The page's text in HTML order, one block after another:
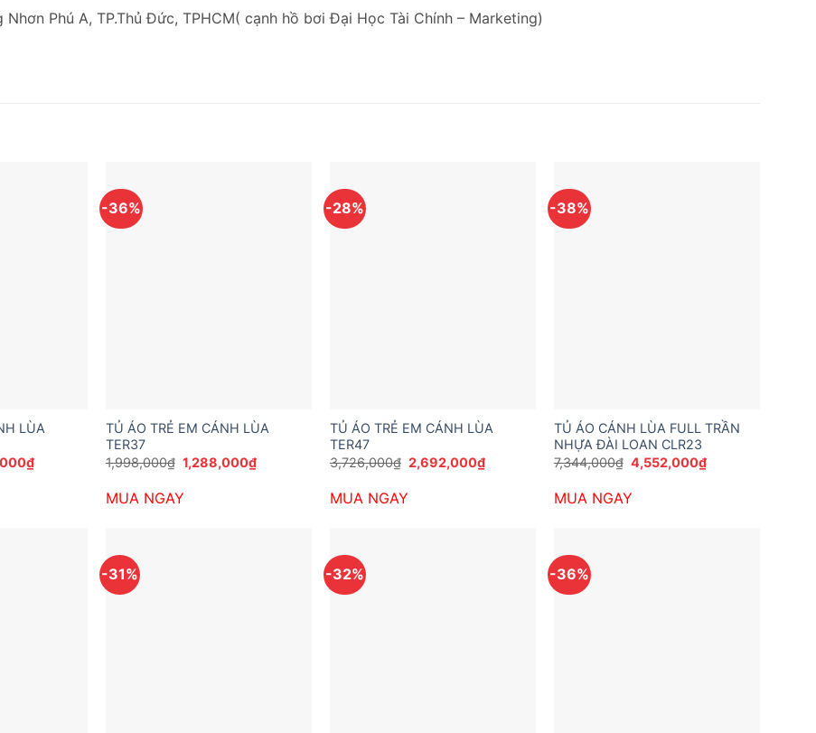
Phú A, TP.Thủ Đức, TPHCM( cạnh hồ bơi Đại Học Tài Chính – Marketing)
LÙA
₫Giá
-36%
TỦ ÁO TRẺ EM CÁNH LÙA
TER37
1,998,000₫ Giá
gốc
1,998,000₫.
1,288,000₫Giá
MUA NGAY
-28%
TỦ ÁO TRẺ EM CÁNH LÙA
TER47
3,726,000₫ Giá
gốc
2,692,000₫Giá
MUA NGAY
-38%
TỦ ÁO CÁNH LÙA FULL TRẦN
NHỰA ĐÀI LOAN CLR23
7,344,000₫ Giá
gốc
7,344,000₫.
4,552,000₫Giá
MUA NGAY
-31% -32% -36%